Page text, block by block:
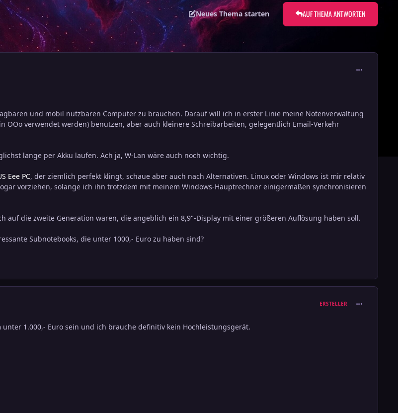
Neues Thema starten AUF THEMA ANTWORTEN
und mobil nutzbaren Computer zu brauchen. Darauf will ich in erster Linie meine Notenverwaltung
OOo verwendet werden) benutzen, aber auch kleinere Schreibarbeiten, gelegentlich Email-Verkehr
lange per Akku laufen. Ach ja, W-Lan wäre auch noch wichtig.
Eee PC, der ziemlich perfekt klingt, schaue aber auch nach Alternativen. Linux oder Windows ist mir relativ
vorziehen, solange ich ihn trotzdem mit meinem Windows-Hauptrechner einigermaßen synchronisieren
auf die zweite Generation waren, die angeblich ein 8,9"-Display mit einer größeren Auflösung haben soll.
Subnotebooks, die unter 1000,- Euro zu haben sind?
ERSTELLER
unter 1.000,- Euro sein und ich brauche definitiv kein Hochleistungsgerät.